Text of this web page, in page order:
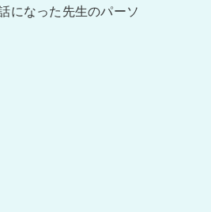
になった先生のパーソ